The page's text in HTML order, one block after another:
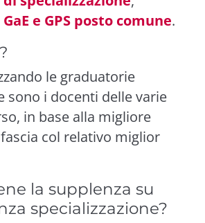
e GPS posto comune.
le graduatorie
sono i docenti delle varie
in base alla migliore
col relativo miglior
la supplenza su
specializzazione?